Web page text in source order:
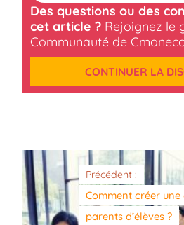
Des questions ou des
cet article ?Rejoignez le
Communauté de
CONTINUER LA
Précédent :
Comment créer
parents d’élèves ?